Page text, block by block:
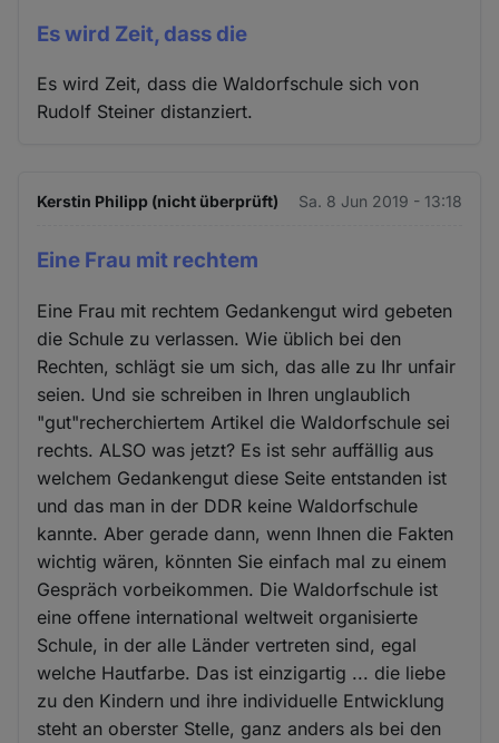
Es wird Zeit, dass die
Es wird Zeit, dass die Waldorfschule sich von
Rudolf Steiner distanziert.
Kerstin Philipp (nicht überprüft) Sa. 8 Jun 2019 - 13:18
Eine Frau mit rechtem
Eine Frau mit rechtem Gedankengut wird gebeten
die Schule zu verlassen. Wie üblich bei den
Rechten, schlägt sie um sich, das alle zu Ihr unfair
seien. Und sie schreiben in Ihren unglaublich
"gut"recherchiertem Artikel die Waldorfschule sei
rechts. ALSO was jetzt? Es ist sehr auffällig aus
welchem Gedankengut diese Seite entstanden ist
und das man in der DDR keine Waldorfschule
kannte. Aber gerade dann, wenn Ihnen die Fakten
wichtig wären, könnten Sie einfach mal zu einem
Gespräch vorbeikommen. Die Waldorfschule ist
eine offene international weltweit organisierte
Schule, in der alle Länder vertreten sind, egal
welche Hautfarbe. Das ist einzigartig ... die liebe
zu den Kindern und ihre individuelle Entwicklung
steht an oberster Stelle, ganz anders als bei den